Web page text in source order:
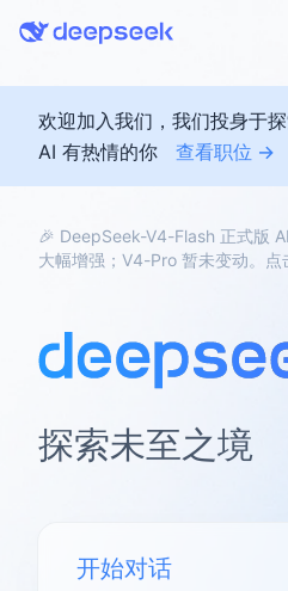
欢迎加入我们，我们投身于
AI 有热情的你
查看职位 →
🎉 DeepSeek-V4-Flash 正式版
大幅增强；V4-Pro 暂未变动。点
探索未至之境
开始对话